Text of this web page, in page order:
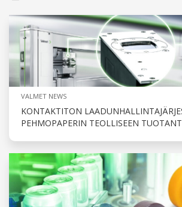
VALMET NEWS
KONTAKTITON
PEHMOPAPERIN TEOLLISEEN